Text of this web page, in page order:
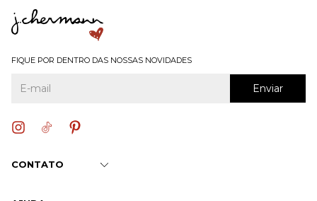
FIQUE POR DENTRO DAS NOSSAS NOVIDADES
CONTATO